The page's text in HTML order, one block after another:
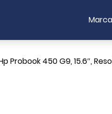
Probook 450 G9, 15.6″,